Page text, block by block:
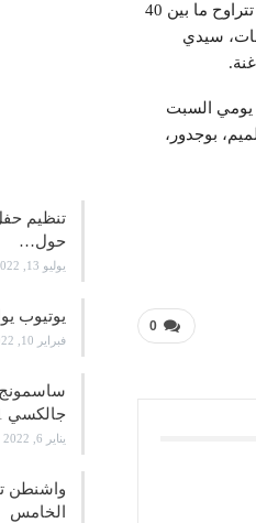
وأوضحت المديرية، في نشرة إنذارية من مستوى يقظة برتقالي، أنه سيتم تسجيل درجات حرارة تتراوح ما بين 40
سيدي
أنه يتوقع تسجيل درجات حرارة تتراوح بين 42 و46 درجة، يومي السبت
بوجدور،
0
تنظيم
حول…
يوليو 13, 2022
يوتيوب
فبراير 10, 2022
جالكسي S21
يناير 6, 2022
واشنطن
الخامس